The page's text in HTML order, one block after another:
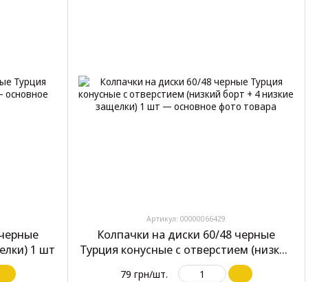
1 шт
Артикул: 00000066429
Колпачки на диски 60/48 черные
Турция конусные с отверстием (низкий
борт + 4 низкие защелки) 1 шт
79 грн/шт.